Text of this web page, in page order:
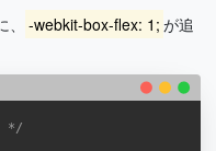
-webkit-box-flex: 1; が追
*/